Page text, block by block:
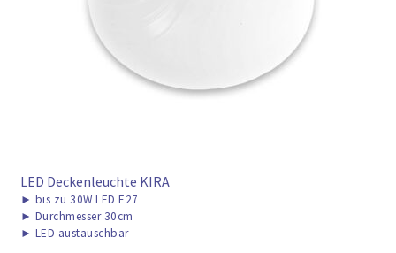
LED Deckenleuchte KIRA
► bis zu 30W LED E27
► Durchmesser 30cm
► LED austauschbar